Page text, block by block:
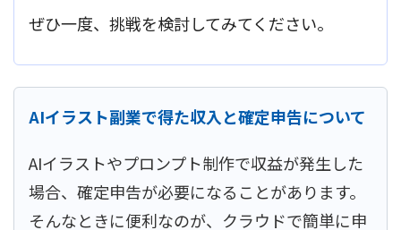
ぜひ一度、挑戦を検討してみてください。
AIイラスト副業で得た収入と確定申告について
AIイラストやプロンプト制作で収益が発生した
場合、確定申告が必要になることがあります。
そんなときに便利なのが、クラウドで簡単に申